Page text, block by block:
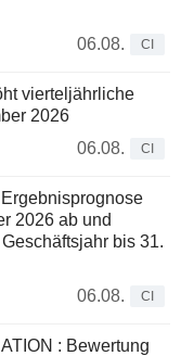
06.08.
CI
vierteljährliche
2026
06.08.
CI
2026 ab und
bis 31.
06.08.
CI
: Bewertung